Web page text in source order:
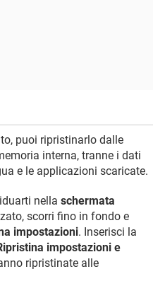
puoi ripristinarlo dalle
interna, tranne i dati
e le applicazioni scaricate.
nella schermata
scorri fino in fondo e
impostazioni. Inserisci la
impostazioni e
ripristinate alle